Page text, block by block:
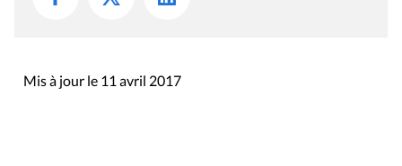
Mis à jour le 11 avril 2017